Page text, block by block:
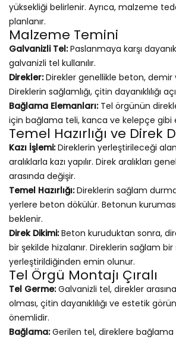
yüksekliği belirlenir. Ayrıca, malzeme
planlanır.
Malzeme Temini
Galvanizli Tel:Paslanmaya karşı
galvanizli tel kullanılır.
Direkler:Direkler genellikle beton, demir
Direklerin sağlamlığı, çitin dayanıklılığı
Bağlama Elemanları:Tel örgünün
için bağlama teli, kanca ve kelepçe gibi
Temel Hazırlığı ve Direk
Kazı İşlemi:Direklerin yerleştirileceği
aralıklarla kazı yapılır. Direk aralıkları
arasında değişir.
Temel Hazırlığı:Direklerin sağlam
yerlere beton dökülür. Betonun
beklenir.
Direk Dikimi:Beton kuruduktan sonra,
bir şekilde hizalanır. Direklerin sağlam bir
yerleştirildiğinden emin olunur.
Tel Örgü Montajı Çıralı
Tel Germe:Galvanizli tel, direkler
olması, çitin dayanıklılığı ve estetik
önemlidir.
Bağlama:Gerilen tel, direklere bağlama